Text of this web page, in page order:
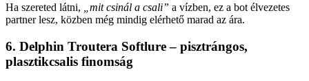
Ha szereted látni,
„mit csinál a csali” a vízben, ez a bot élvezetes
partner lesz, közben még mindig elérhető marad az ára.
6. Delphin Troutera Softlure – pisztrángos,
plasztikcsalis finomság